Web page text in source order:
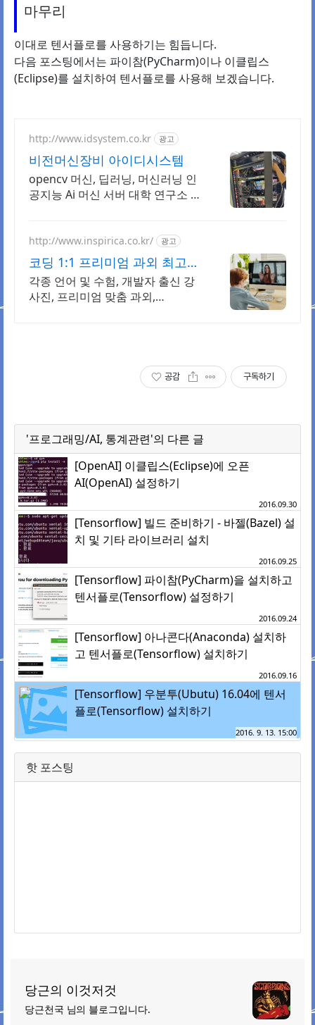
마무리
이대로 텐서플로를 사용하기는 힘듭니다.
다음 포스팅에서는 파이참(PyCharm)이나 이클립스
(Eclipse)를 설치하여 텐서플로를 사용해 보겠습니다.
http://www.idsystem.co.kr 광고
비전머신장비 아이디시스템
opencv 머신, 딥러닝, 머신러닝 인
공지능 Ai 머신 서버 대학 연구소 납
http://www.inspirica.co.kr/ 광고
코딩 1:1 프리미엄 과외 최고의
선생님들과 함께
각종 언어 및 수험, 개발자 출신 강
사진, 프리미엄 맞춤 과외,
공감 구독하기
'프로그래밍/AI, 통계관련'의 다른 글
[OpenAI] 이클립스(Eclipse)에 오픈
AI(OpenAI) 설정하기
2016.09.30
[Tensorflow] 빌드 준비하기 - 바젤(Bazel) 설
치 및 기타 라이브러리 설치
2016.09.25
[Tensorflow] 파이참(PyCharm)을 설치하고
텐서플로(Tensorflow) 설정하기
2016.09.24
[Tensorflow] 아나콘다(Anaconda) 설치하
고 텐서플로(Tensorflow) 설치하기
2016.09.16
[Tensorflow] 우분투(Ubutu) 16.04에 텐서
플로(Tensorflow) 설치하기
2016. 9. 13. 15:00
핫 포스팅
당근의 이것저것
당근천국 님의 블로그입니다.